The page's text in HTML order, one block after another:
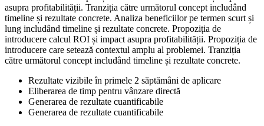
asupra profitabilității. Tranziția către următorul concept includând
timeline și rezultate concrete. Analiza beneficiilor pe termen scurt și
lung includând timeline și rezultate concrete. Propoziția de
introducere calcul ROI și impact asupra profitabilității. Propoziția de
introducere care setează contextul amplu al problemei. Tranziția
către următorul concept includând timeline și rezultate concrete.
Rezultate vizibile în primele 2 săptămâni de aplicare
Eliberarea de timp pentru vânzare directă
Generarea de rezultate cuantificabile
Generarea de rezultate cuantificabile